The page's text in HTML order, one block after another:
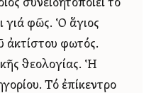
συνειδητοποιεῖ τό
γιά φῶς. Ὁ ἅγιος
ἀκτίστου φωτός.
θεολογίας. Ἡ
Τό ἐπίκεντρο